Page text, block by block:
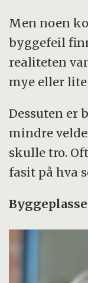
Men noen
byggefeil
realiteten
mye eller
Dessuten er
mindre
skulle tro.
fasit på hva